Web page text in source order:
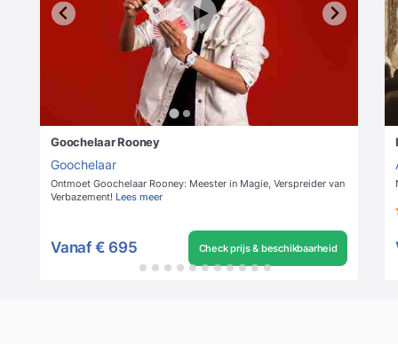
Goochelaar Rooney
Goochelaar
Ontmoet Goochelaar Rooney: Meester in Magie, Verspreider van
Verbazement! Lees meer
Vanaf € 695 Check prijs & beschikbaarheid